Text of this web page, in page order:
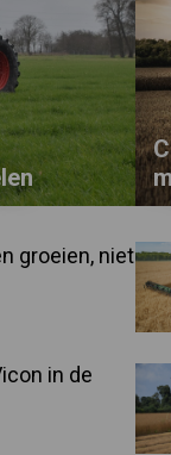
groeien, niet
in de